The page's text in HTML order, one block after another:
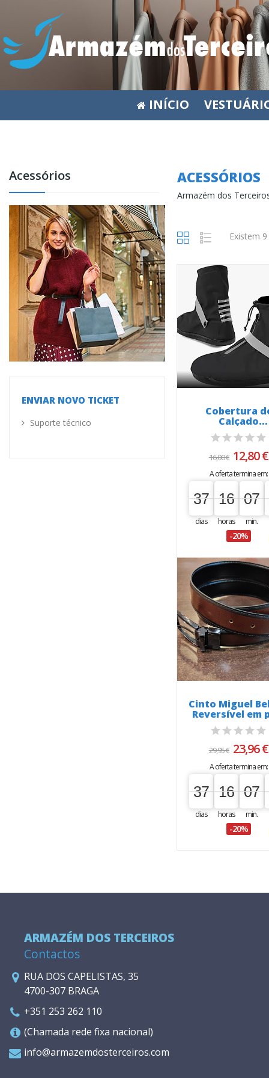
INÍCIO
Acessórios
ENVIAR NOVO TICKET
Suporte técnico
ACESSÓRIOS
Armazém dos
Existem
Cobertura
Calçado
Impermeável
16,00 € 12,80 €
A oferta termina em:
37
37
00
dias
16
16
00
horas
07
07
00
min.
-20%
Cinto Miguel
Reversível em
437 fumado
29,95 € 23,96 €
A oferta termina em:
37
37
00
dias
16
16
00
horas
07
07
00
min.
-20%
ARMAZÉM DOS TERCEIROS
Contactos
RUA DOS CAPELISTAS, 35
4700-307 BRAGA
+351 253 262 110
(Chamada rede fixa nacional)
info@armazemdosterceiros.com